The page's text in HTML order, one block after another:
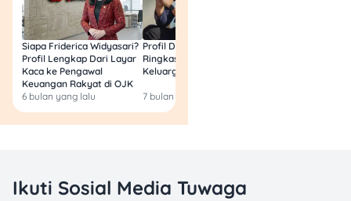
Siapa Friderica Widyasari?
Profil Lengkap Dari Layar
Kaca ke Pengawal
Keuangan Rakyat di OJK
6 bulan yang lalu
Profil Darma Mangkuluhur:
Ringkas Latar Belakang
Keluarga dan Bisnisnya
7 bulan yang lalu
Ikuti Sosial Media Tuwaga